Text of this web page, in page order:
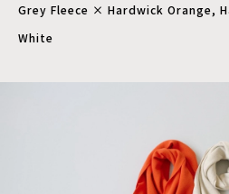
Grey Fleece × Hardwick Orange,
White